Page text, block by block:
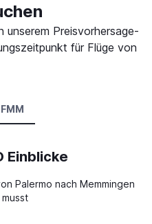
unserem Preisvorhersage-
für Flüge von
Einblicke
Palermo nach Memmingen